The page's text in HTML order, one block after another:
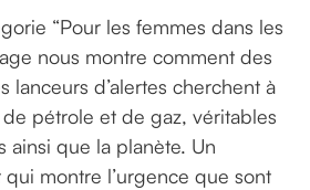
“Pour les femmes dans les
nous montre comment des
lanceurs d’alertes cherchent à
pétrole et de gaz, véritables
ainsi que la planète. Un
montre l’urgence que sont